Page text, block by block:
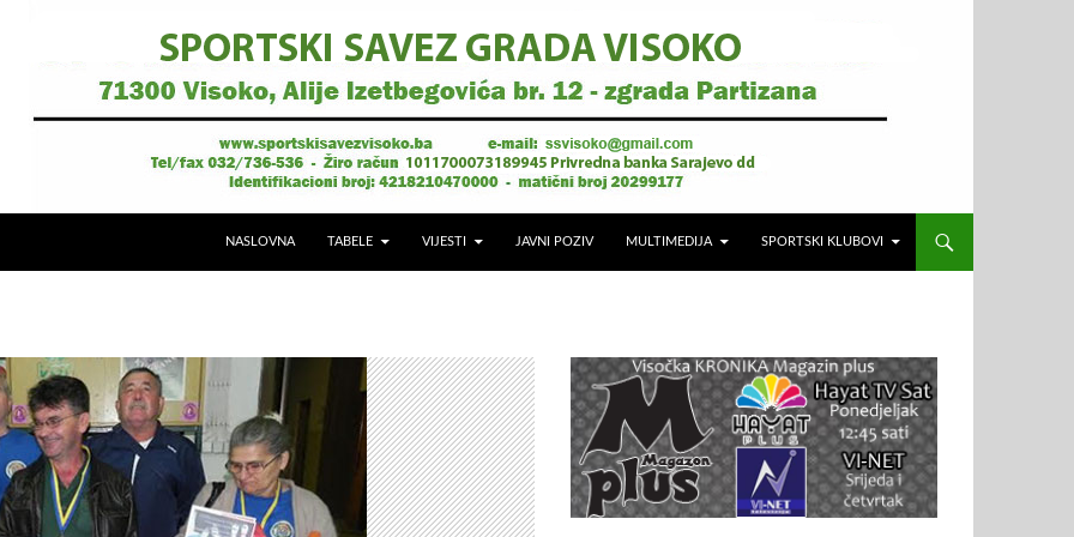
NASLOVNA TABELE VIJESTI JAVNI POZIV MULTIMEDIJA SPORTSKI KLUBOVI